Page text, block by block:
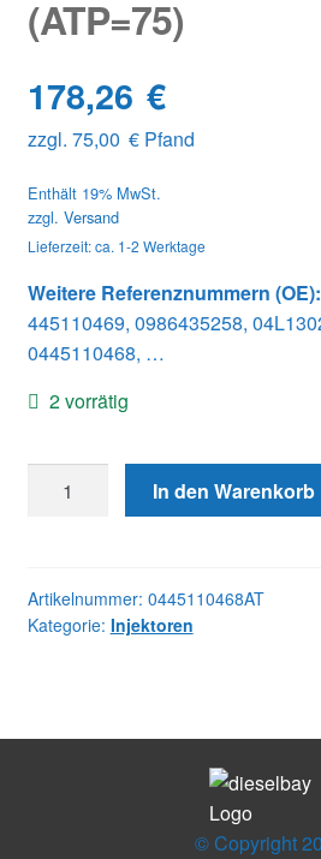
(ATP=75)
178,26 €
zzgl. 75,00 €Pfand
Enthält 19% MwSt.
zzgl. Versand
Lieferzeit: ca. 1-2 Werktage
Weitere Referenznummern (OE):
445110469, 0986435258,
0445110468, …
2 vorrätig
0445110468AT
04L130277AC
(ATP=75)
In den Warenkorb
Artikelnummer: 0445110468AT
Kategorie: Injektoren
© Copyright